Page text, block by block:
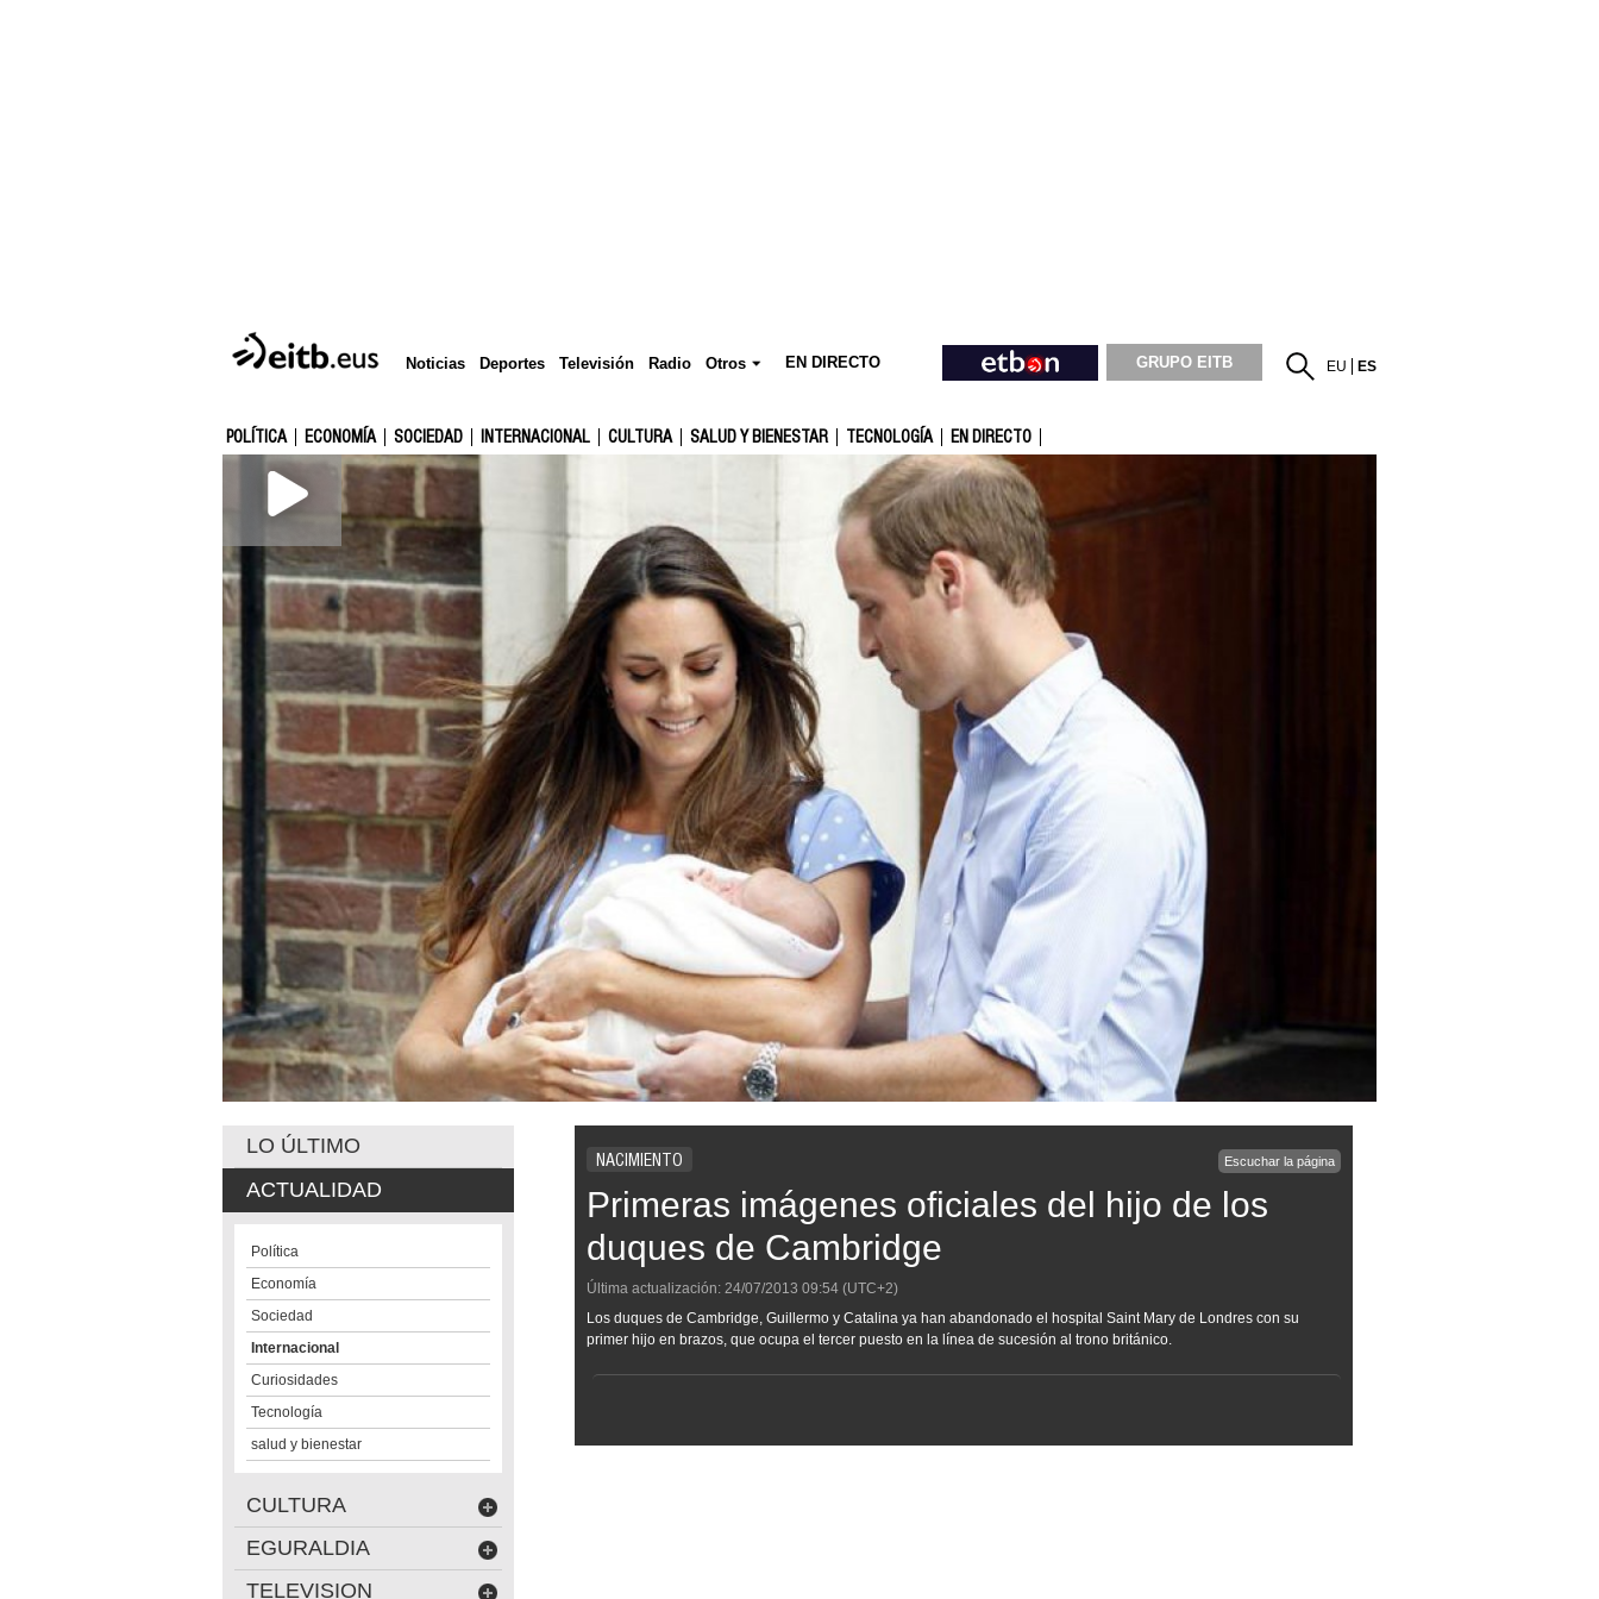
Noticias Deportes Televisión Radio Otros EN DIRECTO GRUPO EITB EU ES
POLÍTICA ECONOMÍA SOCIEDAD INTERNACIONAL CULTURA SALUD Y BIENESTAR TECNOLOGÍA EN DIRECTO
NACIMIENTO Escuchar la página
Primeras imágenes oficiales del hijo de los
duques de Cambridge
Última actualización: 24/07/2013 09:54 (UTC+2)
Los duques de Cambridge, Guillermo y Catalina ya han abandonado el hospital Saint Mary de Londres con su
primer hijo en brazos, que ocupa el tercer puesto en la línea de sucesión al trono británico.
LO ÚLTIMO
ACTUALIDAD
Política
Economía
Sociedad
Internacional
Curiosidades
Tecnología
salud y bienestar
CULTURA
EGURALDIA
TELEVISION